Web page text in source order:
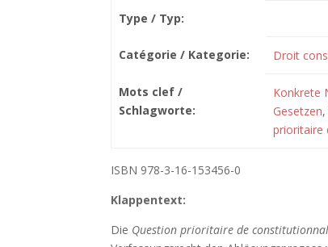
Type / Typ:
Catégorie / Kategorie: Droit
Mots clef /
Schlagworte:
Konkrete
Gesetzen,
prioritaire
ISBN 978-3-16-153456-0
Klappentext:
Die Question prioritaire de